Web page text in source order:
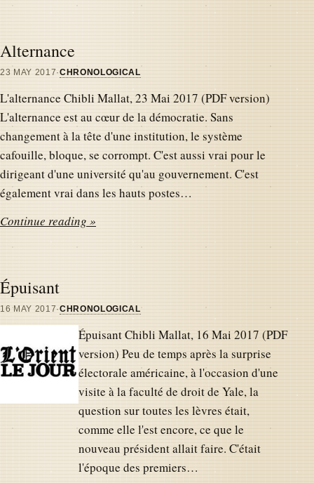
Alternance
23 MAY 2017·CHRONOLOGICAL
L'alternance Chibli Mallat, 23 Mai 2017 (PDF version)
L'alternance est au cœur de la démocratie. Sans
changement à la tête d'une institution, le système
cafouille, bloque, se corrompt. C'est aussi vrai pour le
dirigeant d'une université qu'au gouvernement. C'est
également vrai dans les hauts postes…
Continue reading »
Épuisant
16 MAY 2017·CHRONOLOGICAL
Épuisant Chibli Mallat, 16 Mai 2017 (PDF
version) Peu de temps après la surprise
électorale américaine, à l'occasion d'une
visite à la faculté de droit de Yale, la
question sur toutes les lèvres était,
comme elle l'est encore, ce que le
nouveau président allait faire. C'était
l'époque des premiers…